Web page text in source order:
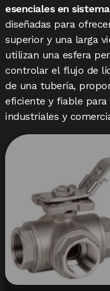
esenciales en
diseñadas para
superior y una larga
utilizan una esfera
controlar el flujo de
de una tubería,
eficiente y fiable para
industriales y